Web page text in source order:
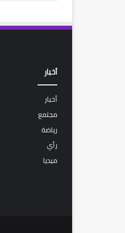
أخبار
أخبار
مجتمع
رياضة
رأي
ميديا